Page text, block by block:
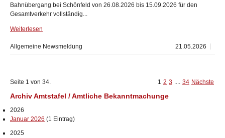
Bahnübergang bei Schönfeld von 26.08.2026 bis 15.09.2026 für den
Gesamtverkehr vollständig...
Weiterlesen
21.05.2026
Allgemeine Newsmeldung
Seite 1 von 34. 1 2 3 .... 34 Nächste
Archiv Amtstafel / Amtliche Bekanntmachunge
2026
Januar 2026 (1 Eintrag)
2025